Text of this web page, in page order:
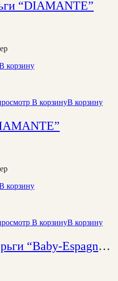
“DIAMANTE”
корзину
В корзинуВ корзину
корзину
В корзинуВ корзину
Santibe – Розовые серьги “Baby-Espagnola”